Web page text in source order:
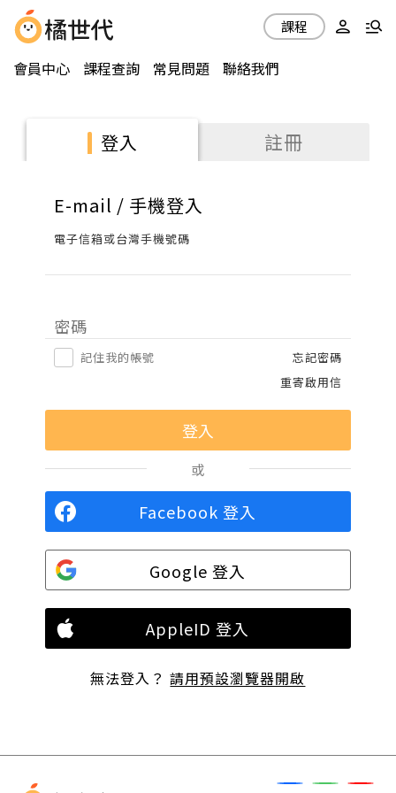
會員中心 課程查詢 常見問題 聯絡我們
課程
登入 註冊
E-mail / 手機登入
電子信箱或台灣手機號碼
密碼
記住我的帳號
忘記密碼
重寄啟用信
或
Facebook 登入
Google 登入
AppleID 登入
無法登入？請用預設瀏覽器開啟